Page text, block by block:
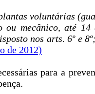
voluntárias
ou mecânico, até
nos arts. 6º e
de 2012)
para a